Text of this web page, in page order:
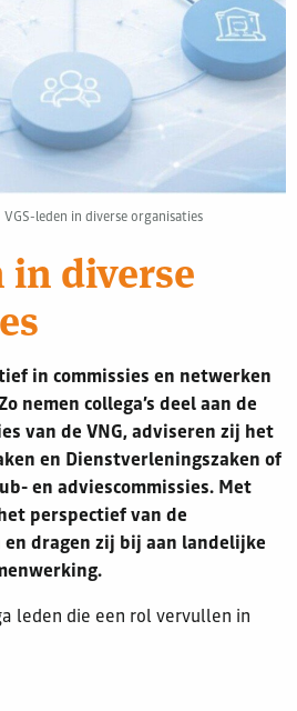
VGS-leden in diverse organisaties
in diverse
in commissies en netwerken
nemen collega’s deel aan de
van de VNG, adviseren zij het
en Dienstverleningszaken of
en adviescommissies. Met
perspectief van de
dragen zij bij aan landelijke
leden die een rol vervullen in